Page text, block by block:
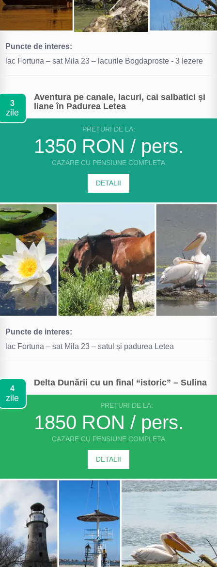
Puncte de interes:
lac Fortuna – sat Mila 23 – lacurile Bogdaproste - 3 Iezere
3
zile
Aventura pe canale, lacuri, cai salbatici și
liane în Padurea Letea
PREȚURI DE LA:
1350 RON / pers.
CAZARE CU PENSIUNE COMPLETA
DETALII
Puncte de interes:
lac Fortuna – sat Mila 23 – satul și padurea Letea
4
zile
Delta Dunării cu un final “istoric” – Sulina
PREȚURI DE LA:
1850 RON / pers.
CAZARE CU PENSIUNE COMPLETA
DETALII